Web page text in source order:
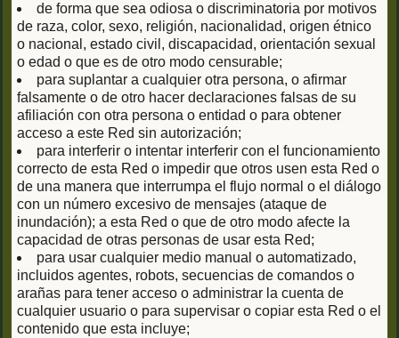
de forma que sea odiosa o discriminatoria por motivos
de raza, color, sexo, religión, nacionalidad, origen étnico
o nacional, estado civil, discapacidad, orientación sexual
o edad o que es de otro modo censurable;
para suplantar a cualquier otra persona, o afirmar
falsamente o de otro hacer declaraciones falsas de su
afiliación con otra persona o entidad o para obtener
acceso a este Red sin autorización;
para interferir o intentar interferir con el funcionamiento
correcto de esta Red o impedir que otros usen esta Red o
de una manera que interrumpa el flujo normal o el diálogo
con un número excesivo de mensajes (ataque de
inundación); a esta Red o que de otro modo afecte la
capacidad de otras personas de usar esta Red;
para usar cualquier medio manual o automatizado,
incluidos agentes, robots, secuencias de comandos o
arañas para tener acceso o administrar la cuenta de
cualquier usuario o para supervisar o copiar esta Red o el
contenido que esta incluye;